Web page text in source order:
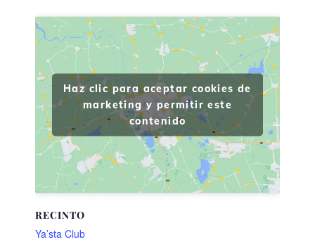
RECINTO
Ya’sta Club
Haz clic para aceptar cookies de
marketing y permitir este
contenido